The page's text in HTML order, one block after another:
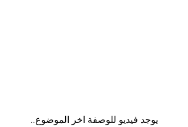
يوجد فيديو للوصفة اخر الموضوع..